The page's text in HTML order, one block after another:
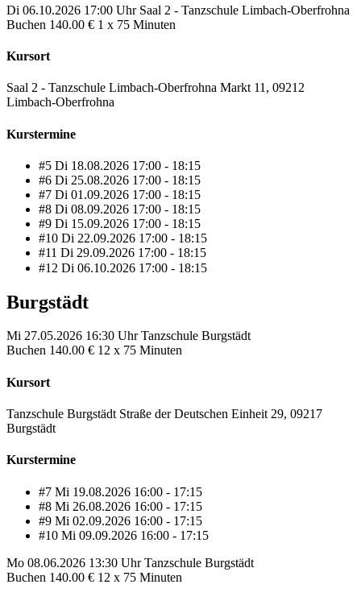
Di 06.10.2026 17:00 Uhr Saal 2 - Tanzschule Limbach-Oberfrohna
Buchen 140.00 € 1 x 75 Minuten
Kursort
Saal 2 - Tanzschule Limbach-Oberfrohna Markt 11, 09212
Limbach-Oberfrohna
Kurstermine
#5 Di 18.08.2026 17:00 - 18:15
#6 Di 25.08.2026 17:00 - 18:15
#7 Di 01.09.2026 17:00 - 18:15
#8 Di 08.09.2026 17:00 - 18:15
#9 Di 15.09.2026 17:00 - 18:15
#10 Di 22.09.2026 17:00 - 18:15
#11 Di 29.09.2026 17:00 - 18:15
#12 Di 06.10.2026 17:00 - 18:15
Burgstädt
Mi 27.05.2026 16:30 Uhr Tanzschule Burgstädt
Buchen 140.00 € 12 x 75 Minuten
Kursort
Tanzschule Burgstädt Straße der Deutschen Einheit 29, 09217
Burgstädt
Kurstermine
#7 Mi 19.08.2026 16:00 - 17:15
#8 Mi 26.08.2026 16:00 - 17:15
#9 Mi 02.09.2026 16:00 - 17:15
#10 Mi 09.09.2026 16:00 - 17:15
Mo 08.06.2026 13:30 Uhr Tanzschule Burgstädt
Buchen 140.00 € 12 x 75 Minuten